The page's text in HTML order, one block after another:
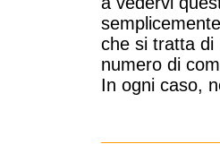
che si tratta di
numero di
In ogni caso,